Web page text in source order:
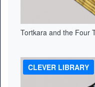
Tortkara and the Four
CLEVER LIBRARY